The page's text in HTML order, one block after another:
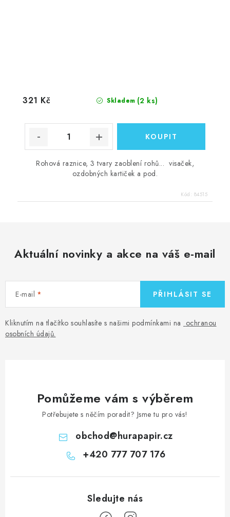
Skladem (2 ks)
321 Kč
Rohová raznice, 3 tvary zaoblení rohů... visaček,
ozdobných kartiček a pod.
Kód: 84515
Aktuální novinky a akce na váš e-mail
E-mail
Kliknutím na tlačítko souhlasíte s našimi podmínkami na ochranou
osobních údajů.
PŘIHLÁSIT SE
Pomůžeme vám s výběrem
Potřebujete s něčím poradit? Jsme tu pro vás!
obchod@hurapapir.cz
+420 777 707 176